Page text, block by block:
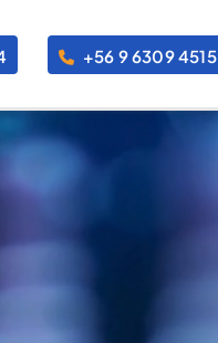
+56 9 6309 4515